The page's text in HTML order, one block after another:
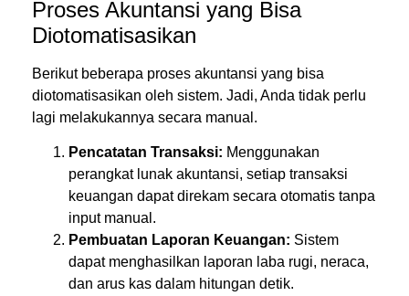
Proses Akuntansi yang Bisa
Diotomatisasikan
Berikut beberapa proses akuntansi yang bisa
diotomatisasikan oleh sistem. Jadi, Anda tidak perlu
lagi melakukannya secara manual.
Pencatatan Transaksi: Menggunakan
perangkat lunak akuntansi, setiap transaksi
keuangan dapat direkam secara otomatis tanpa
input manual.
Pembuatan Laporan Keuangan: Sistem
dapat menghasilkan laporan laba rugi, neraca,
dan arus kas dalam hitungan detik.